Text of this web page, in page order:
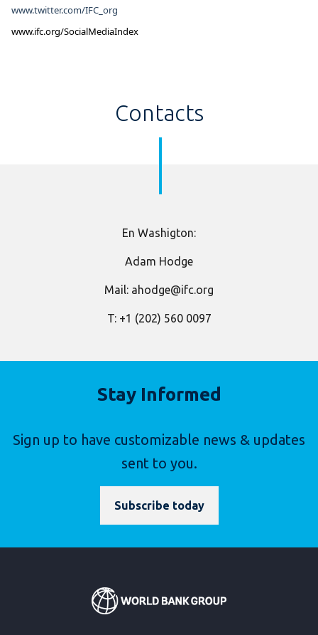
www.twitter.com/IFC_org
www.ifc.org/SocialMediaIndex
Contacts
​En Washigton:
Adam Hodge
Mail: ahodge@ifc.org
T: +1 (202) 560 0097
Stay Informed
Sign up to have customizable news & updates
sent to you.
Subscribe today